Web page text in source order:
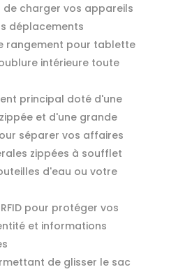
charger vos appareils
déplacements
rangement pour tablette
intérieure toute
principal doté d'une
et d'une grande
séparer vos affaires
zippées à soufflet
d'eau ou votre
pour protéger vos
et informations
de glisser le sac